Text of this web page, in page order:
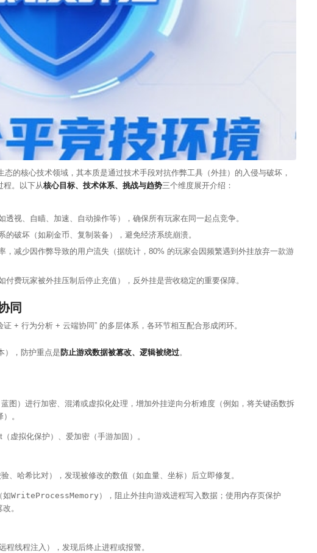
的核心技术领域，其本质是通过技术手段对抗作弊工具（外挂）的入侵与破坏，
程。以下从核心目标、技术体系、挑战与趋势三个维度展开介绍：
透视、自瞄、加速、自动操作等），确保所有玩家在同一起点竞争。
的破坏（如刷金币、复制装备），避免经济系统崩溃。
，减少因作弊导致的用户流失（据统计，80% 的玩家会因频繁遇到外挂放弃一款游
付费玩家被外挂压制后停止充值），反外挂是营收稳定的重要保障。
同
+ 行为分析 + 云端协同” 的多层体系，各环节相互配合形成闭环。
），防护重点是 防止游戏数据被篡改、逻辑被绕过。
图）进行加密、混淆或虚拟化处理，增加外挂逆向分析难度（例如，将关键函数拆
。
虚拟化保护）、爱加密（手游加固）。
、哈希比对），发现被修改的数值（如血量、坐标）后立即修复。
如WriteProcessMemory ），阻止外挂向游戏进程写入数据；使用内存页保护
。
线程注入），发现后终止进程或报警。